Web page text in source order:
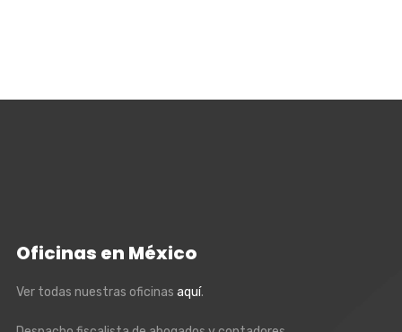
Oficinas en México
Ver todas nuestras oficinas aquí.